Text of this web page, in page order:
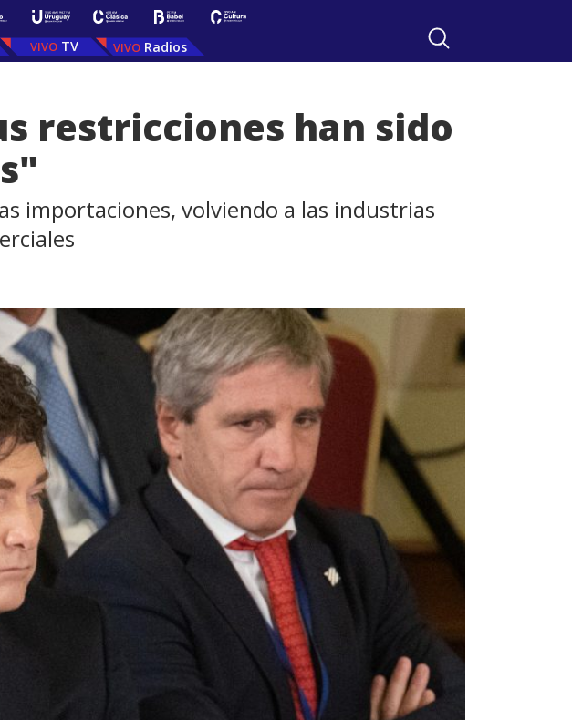
TV Radios
restricciones han sido
importaciones, volviendo a las industrias